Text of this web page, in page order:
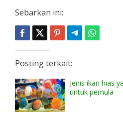
Sebarkan ini:
Posting terkait:
Jenis ikan hias
untuk pemula